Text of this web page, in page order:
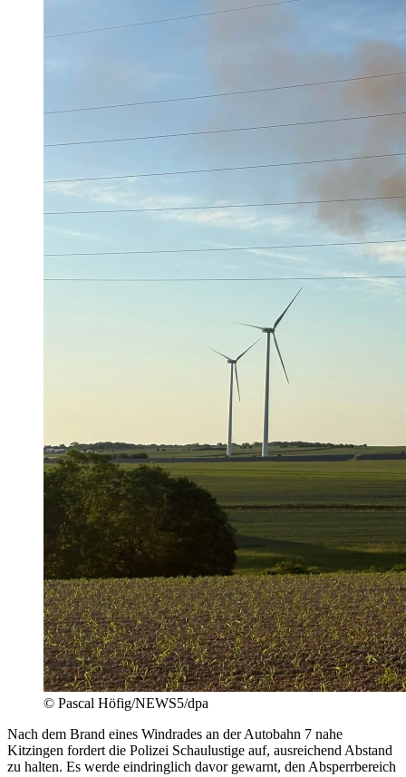
© Pascal Höfig/NEWS5/dpa
Nach dem Brand eines Windrades an der Autobahn 7 nahe
Kitzingen fordert die Polizei Schaulustige auf, ausreichend Abstand
zu halten. Es werde eindringlich davor gewarnt, den Absperrbereich